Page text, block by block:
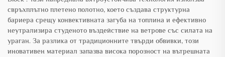
свръхплътно плетено полотно, което създава структурна
бариера срещу конвективната загуба на топлина и ефективно
неутрализира студеното въздействие на ветрове със силата на
ураган. За разлика от традиционните твърди обвивки, този
иновативен материал запазва висока порозност на вътрешната